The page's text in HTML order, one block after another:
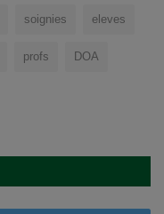
soignies eleves
profs DOA